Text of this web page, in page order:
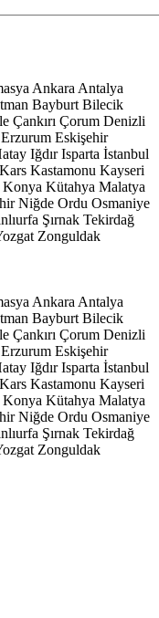
AnkaraAntalya
Bayburt Bilecik
Çankırı Çorum Denizli
Erzurum Eskişehir
Iğdır Isparta İstanbul
Kars Kastamonu Kayseri
Konya Kütahya Malatya
Niğde Ordu Osmaniye
Şırnak Tekirdağ
Zonguldak
AnkaraAntalya
Bayburt Bilecik
Çankırı Çorum Denizli
Erzurum Eskişehir
Iğdır Isparta İstanbul
Kars Kastamonu Kayseri
Konya Kütahya Malatya
Niğde Ordu Osmaniye
Şırnak Tekirdağ
Zonguldak